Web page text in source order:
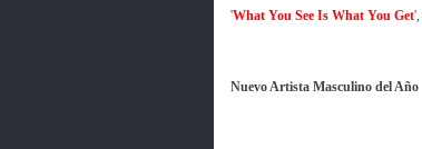
'What You See Is What You Get',
Nuevo Artista Masculino del Año